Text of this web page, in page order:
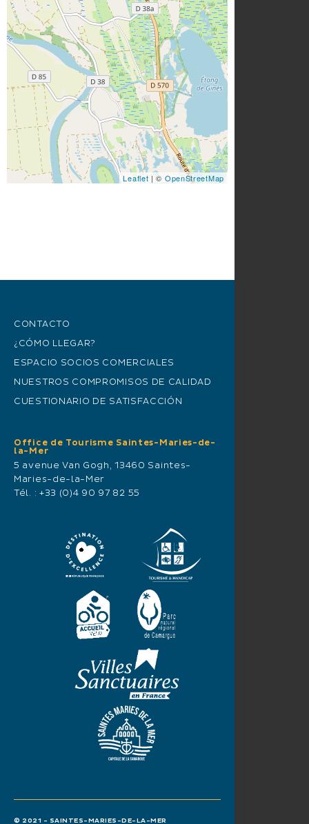
Leaflet | © OpenStreetMap
CONTACTO
¿CÓMO LLEGAR?
ESPACIO SOCIOS COMERCIALES
NUESTROS COMPROMISOS DE CALIDAD
CUESTIONARIO DE SATISFACCIÓN
Office de Tourisme Saintes-Maries-de-
la-Mer
5 avenue Van Gogh, 13460 Saintes-
Maries-de-la-Mer
Tél. : +33 (0)4 90 97 82 55
© 2021 - SAINTES-MARIES-DE-LA-MER